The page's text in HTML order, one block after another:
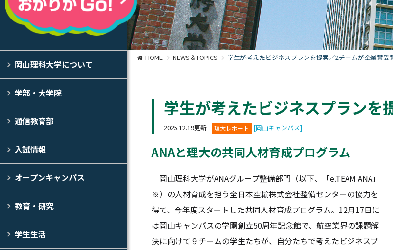
岡山理科大学について
学部・大学院
通信教育部
入試情報
オープンキャンパス
教育・研究
学生生活
HOME NEWS＆TOPICS 学生が考えたビジネスプランを提案／2チームが企業賞受
学生が考えたビジネスプランを
2025.12.19更新 理大レポート [岡山キャンパス]
ANAと理大の共同人材育成プログラム
岡山理科大学がANAグループ整備部門（以下、「e.TEAM ANA」
※）の人材育成を担う全日本空輸株式会社整備センターの協力を
得て、今年度スタートした共同人材育成プログラム。12月17日に
は岡山キャンパスの学園創立50周年記念館で、航空業界の課題解
決に向けて９チームの学生たちが、自分たちで考えたビジネスプ